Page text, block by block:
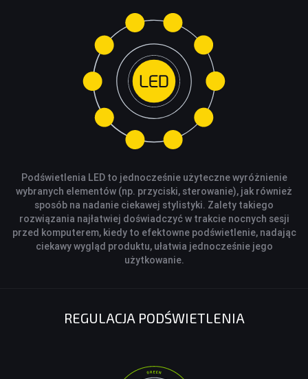
Podświetlenia LED to jednocześnie użyteczne wyróżnienie
wybranych elementów (np. przyciski, sterowanie), jak również
sposób na nadanie ciekawej stylistyki. Zalety takiego
rozwiązania najłatwiej doświadczyć w trakcie nocnych sesji
przed komputerem, kiedy to efektowne podświetlenie, nadając
ciekawy wygląd produktu, ułatwia jednocześnie jego
użytkowanie.
REGULACJA PODŚWIETLENIA